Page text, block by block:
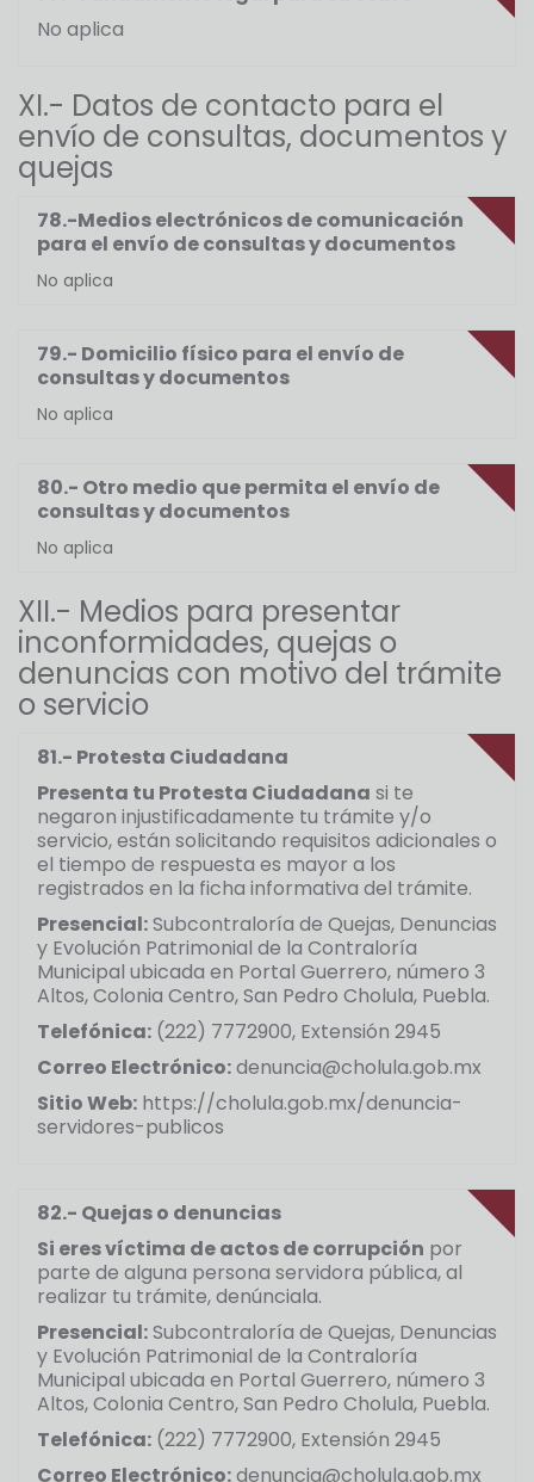
No aplica
XI.- Datos de contacto para el
envío de consultas, documentos y
quejas
78.-Medios electrónicos de comunicación
para el envío de consultas y documentos
No aplica
79.- Domicilio físico para el envío de
consultas y documentos
No aplica
80.- Otro medio que permita el envío de
consultas y documentos
No aplica
XII.- Medios para presentar
inconformidades, quejas o
denuncias con motivo del trámite
o servicio
81.- Protesta Ciudadana
Presenta tu Protesta Ciudadana si te
negaron injustificadamente tu trámite y/o
servicio, están solicitando requisitos adicionales o
el tiempo de respuesta es mayor a los
registrados en la ficha informativa del trámite.
Presencial:Subcontraloría de Quejas, Denuncias
y Evolución Patrimonial de la Contraloría
Municipal ubicada en Portal Guerrero, número 3
Altos, Colonia Centro, San Pedro Cholula, Puebla.
Telefónica: (222) 7772900, Extensión 2945
Correo Electrónico:denuncia@cholula.gob.mx
Sitio Web: https://cholula.gob.mx/denuncia-
servidores-publicos
82.- Quejas o denuncias
Si eres víctima de actos de corrupción por
parte de alguna persona servidora pública, al
realizar tu trámite, denúnciala.
Presencial:Subcontraloría de Quejas, Denuncias
y Evolución Patrimonial de la Contraloría
Municipal ubicada en Portal Guerrero, número 3
Altos, Colonia Centro, San Pedro Cholula, Puebla.
Telefónica: (222) 7772900, Extensión 2945
Correo Electrónico:denuncia@cholula.gob.mx